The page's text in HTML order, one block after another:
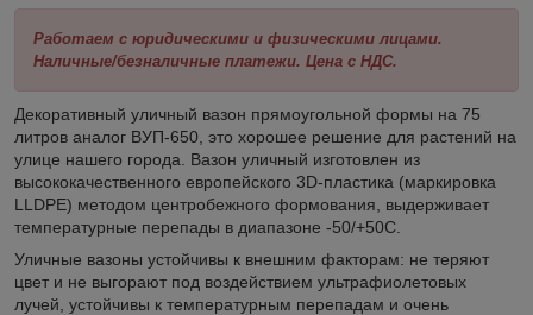
Работаем с юридическими и физическими лицами.
Наличные/безналичные платежи. Цена с НДС.
Декоративный уличный вазон прямоугольной формы на 75
литров аналог ВУП-650, это хорошее решение для растений на
улице нашего города. Вазон уличный изготовлен из
высококачественного европейского 3D-пластика (маркировка
LLDРЕ) методом центробежного формования, выдерживает
температурные перепады в диапазоне -50/+50С.
Уличные вазоны устойчивы к внешним факторам: не теряют
цвет и не выгорают под воздействием ультрафиолетовых
лучей, устойчивы к температурным перепадам и очень